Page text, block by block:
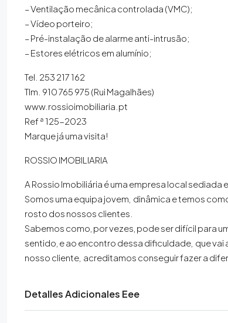
– Ventilação mecânica controlada (VMC);
– Vídeo porteiro;
– Pré-instalação de alarme anti-intrusão;
– Estores elétricos em alumínio;
Tel. 253 217 162
Tlm. 910 765 975 (Rui Magalhães)
www.rossioimobiliaria.pt
Ref ª 125-2023
Marque já uma visita!
ROSSIO IMOBILIARIA
A Rossio Imobiliária é uma empresa local
Somos uma equipa jovem, dinâmica e temos
rosto dos nossos clientes.
Sabemos como, por vezes, pode ser difícil para
sentido, e ao encontro dessa dificuldade, que
nosso cliente, acreditamos conseguir fazer a
Detalles Adicionales Eee